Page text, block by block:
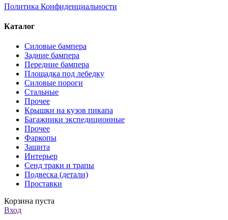
Политика Конфиденциальности
Каталог
Силовые бампера
Задние бампера
Передние бампера
Площадка под лебедку
Силовые пороги
Стальные
Прочее
Крышки на кузов пикапа
Багажники экспедиционные
Прочее
Фаркопы
Защита
Интерьер
Сенд траки и трапы
Подвеска (детали)
Проставки
Корзина пуста
Вход